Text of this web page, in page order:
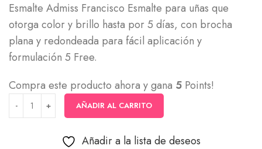
Esmalte Admiss Francisco Esmalte para uñas que
otorga color y brillo hasta por 5 días, con brocha
plana y redondeada para fácil aplicación y
formulación 5 Free.
Compra este producto ahora y gana 5 Points!
AÑADIR AL CARRITO
Añadir a la lista de deseos